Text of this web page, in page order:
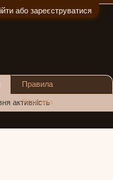
або зареєструватися
активність
Правила
Реклама